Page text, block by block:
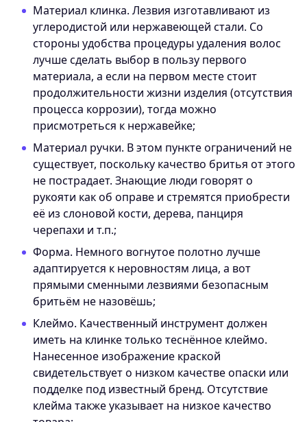
Материал клинка. Лезвия изготавливают из
углеродистой или нержавеющей стали. Со
стороны удобства процедуры удаления волос
лучше сделать выбор в пользу первого
материала, а если на первом месте стоит
продолжительности жизни изделия (отсутствия
процесса коррозии), тогда можно
присмотреться к нержавейке;
Материал ручки. В этом пункте ограничений не
существует, поскольку качество бритья от этого
не пострадает. Знающие люди говорят о
рукояти как об оправе и стремятся приобрести
её из слоновой кости, дерева, панциря
черепахи и т.п.;
Форма. Немного вогнутое полотно лучше
адаптируется к неровностям лица, а вот
прямыми сменными лезвиями безопасным
бритьём не назовёшь;
Клеймо. Качественный инструмент должен
иметь на клинке только теснённое клеймо.
Нанесенное изображение краской
свидетельствует о низком качестве опаски или
подделке под известный бренд. Отсутствие
клейма также указывает на низкое качество